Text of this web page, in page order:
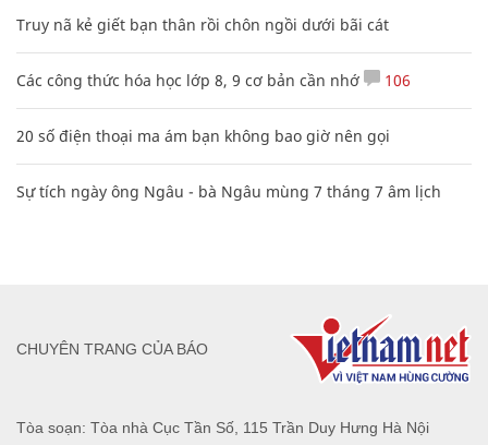
Truy nã kẻ giết bạn thân rồi chôn ngồi dưới bãi cát
Các công thức hóa học lớp 8, 9 cơ bản cần nhớ 106
20 số điện thoại ma ám bạn không bao giờ nên gọi
Sự tích ngày ông Ngâu - bà Ngâu mùng 7 tháng 7 âm lịch
Tòa soạn: Tòa nhà Cục Tần Số, 115 Trần Duy Hưng Hà Nội
CHUYÊN TRANG CỦA BÁO